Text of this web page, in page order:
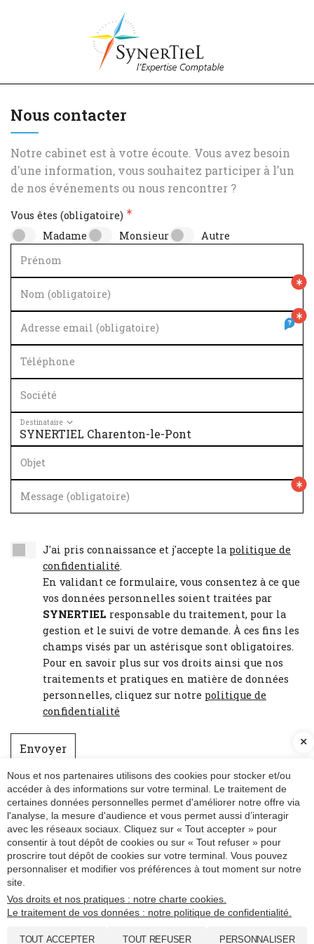
Nous contacter
Notre cabinet est à votre écoute. Vous avez besoin
d'une information, vous souhaitez participer à l'un
de nos événements ou nous rencontrer ?
Madame Monsieur Autre
Vous êtes (obligatoire)
Prénom
Nom (obligatoire)
Adresse email (obligatoire)
Téléphone
Société
Destinataire
Objet
Message (obligatoire)
J'ai pris connaissance et j'accepte la politique de
confidentialité.
En validant ce formulaire, vous consentez à ce que
vos données personnelles soient traitées par
SYNERTIEL responsable du traitement, pour la
gestion et le suivi de votre demande. À ces fins les
champs visés par un astérisque sont obligatoires.
Pour en savoir plus sur vos droits ainsi que nos
traitements et pratiques en matière de données
personnelles, cliquez sur notre politique de
confidentialité
Envoyer
Ce site est protégé par reCAPTCHA et par la politique de confidentialité
les conditions d'utilisation
de Google.
Partager
Plan du site
Politique de confidentialité
Charte cookies
Administration
Nous et nos partenaires utilisons des cookies pour stocker et/ou
accéder à des informations sur votre terminal. Le traitement de
certaines données personnelles permet d'améliorer notre offre via
l'analyse, la mesure d'audience et vous permet aussi d’interagir
avec les réseaux sociaux. Cliquez sur « Tout accepter » pour
consentir à tout dépôt de cookies ou sur « Tout refuser » pour
proscrire tout dépôt de cookies sur votre terminal. Vous pouvez
personnaliser et modifier vos préférences à tout moment sur notre
site.
Vos droits et nos pratiques : notre charte cookies.
Le traitement de vos données : notre politique de confidentialité.
TOUT ACCEPTER TOUT REFUSER PERSONNALISER